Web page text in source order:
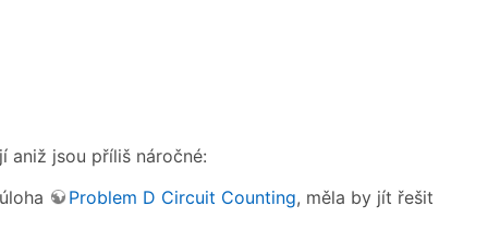
aniž jsou příliš náročné:
Problem D Circuit Counting, měla by jít řešit